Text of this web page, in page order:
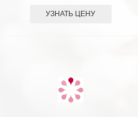
УЗНАТЬ ЦЕНУ